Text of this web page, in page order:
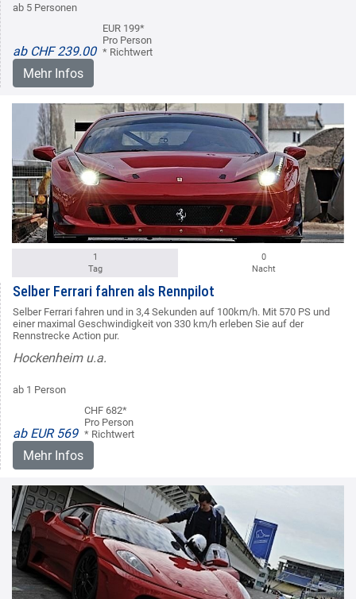
ab 5 Personen
ab CHF 239.00
EUR 199*
Pro Person
* Richtwert
Mehr Infos
1
Tag
0
Nacht
Selber Ferrari fahren als Rennpilot
Selber Ferrari fahren und in 3,4 Sekunden auf 100km/h. Mit 570 PS und
einer maximal Geschwindigkeit von 330 km/h erleben Sie auf der
Rennstrecke Action pur.
Hockenheim u.a.
ab 1 Person
ab EUR 569
CHF 682*
Pro Person
* Richtwert
Mehr Infos